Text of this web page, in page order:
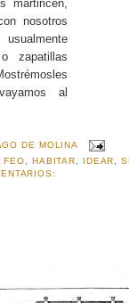
martiricen,
nosotros
zapatillas
al
DE MOLINA
FEO, HABITAR, IDEAR,